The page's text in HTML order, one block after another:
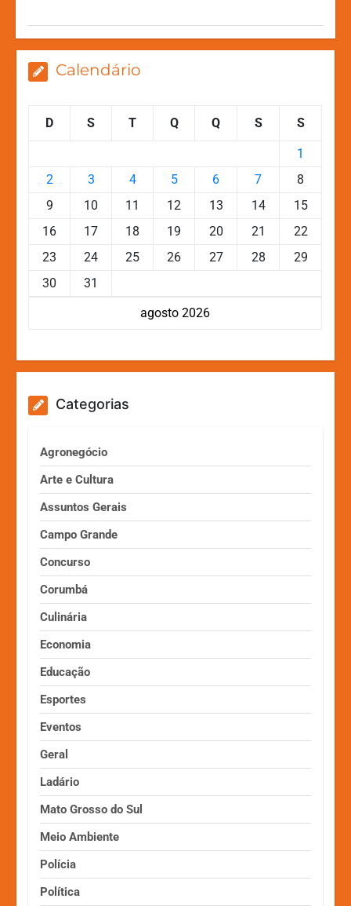
k
er
Calendário
agosto 2026
D S T Q Q S S
1
2
3 4 5 6 7
8
9
10 11 12 13 14
15
16
17 18 19 20 21
22
23
24 25 26 27 28
29
30
31
Categorias
Agronegócio
Arte e Cultura
Assuntos Gerais
Campo Grande
Concurso
Corumbá
Culinária
Economia
Educação
Esportes
Eventos
Geral
Ladário
Mato Grosso do Sul
Meio Ambiente
Polícia
Política